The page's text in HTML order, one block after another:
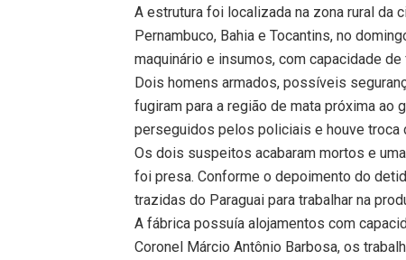
A estrutura foi localizada na zona rural da
Pernambuco, Bahia e Tocantins, no
maquinário e insumos, com capacidade
Dois homens armados, possíveis
fugiram para a região de mata próxima ao
perseguidos pelos policiais e houve troca
Os dois suspeitos acabaram mortos e
foi presa. Conforme o depoimento do
trazidas do Paraguai para trabalhar na
A fábrica possuía alojamentos com
Coronel Márcio Antônio Barbosa, os